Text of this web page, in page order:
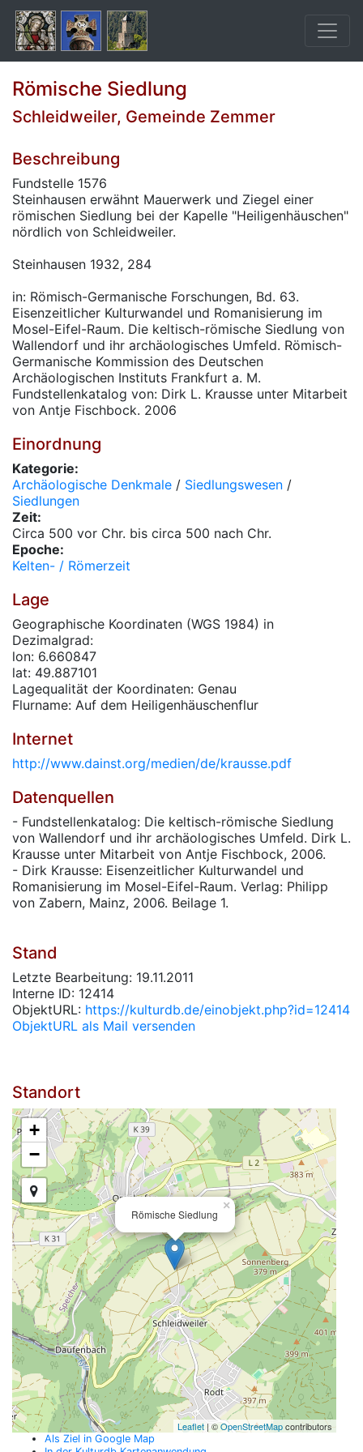
Römische Siedlung
Schleidweiler, Gemeinde Zemmer
Beschreibung
Fundstelle 1576
Steinhausen erwähnt Mauerwerk und Ziegel einer
römischen Siedlung bei der Kapelle "Heiligenhäuschen"
nördlich von Schleidweiler.
Steinhausen 1932, 284
in: Römisch-Germanische Forschungen, Bd. 63.
Eisenzeitlicher Kulturwandel und Romanisierung im
Mosel-Eifel-Raum. Die keltisch-römische Siedlung von
Wallendorf und ihr archäologisches Umfeld. Römisch-
Germanische Kommission des Deutschen
Archäologischen Instituts Frankfurt a. M.
Fundstellenkatalog von: Dirk L. Krausse unter Mitarbeit
von Antje Fischbock. 2006
Einordnung
Kategorie:
Archäologische Denkmale / Siedlungswesen /
Siedlungen
Zeit:
Circa 500 vor Chr. bis circa 500 nach Chr.
Epoche:
Kelten- / Römerzeit
Lage
Geographische Koordinaten (WGS 1984) in
Dezimalgrad:
lon: 6.660847
lat: 49.887101
Lagequalität der Koordinaten: Genau
Flurname: Auf dem Heiligenhäuschenflur
Internet
http://www.dainst.org/medien/de/krausse.pdf
Datenquellen
- Fundstellenkatalog: Die keltisch-römische Siedlung
von Wallendorf und ihr archäologisches Umfeld. Dirk L.
Krausse unter Mitarbeit von Antje Fischbock, 2006.
- Dirk Krausse: Eisenzeitlicher Kulturwandel und
Romanisierung im Mosel-Eifel-Raum. Verlag: Philipp
von Zabern, Mainz, 2006. Beilage 1.
Stand
Letzte Bearbeitung: 19.11.2011
Interne ID: 12414
ObjektURL: https://kulturdb.de/einobjekt.php?id=12414
ObjektURL als Mail versenden
Standort
Römische Siedlung
×
+
−
Leaflet| ©OpenStreetMapcontributors
Als Ziel in Google Map